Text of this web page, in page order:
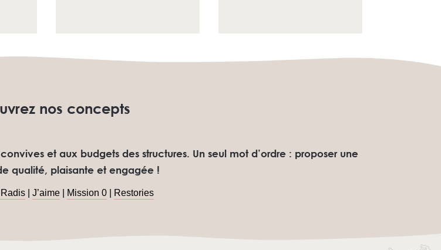
nos concepts
et aux budgets des structures. Un seul mot d’ordre : proposer une
qualité, plaisante et engagée !
| J’aime| Mission 0| Restories